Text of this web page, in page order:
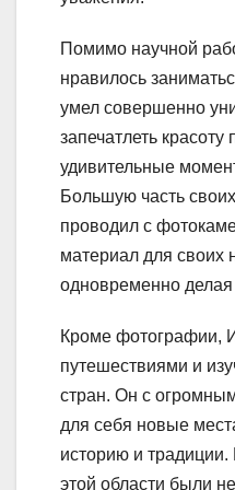
Помимо научной
нравилось
умел совершенно
запечатлеть
удивительные
Большую часть
проводил с
материал для своих
одновременно
Кроме фотографии,
путешествиями и
стран. Он с
для себя новые
историю и традиции.
этой области были